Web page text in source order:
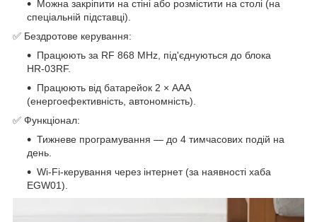
Можна закріпити на стіні або розмістити на столі (на
спеціальній підставці).
✅ Бездротове керування:
Працюють за RF 868 MHz, під'єднуються до блока
HR-03RF.
Працюють від батарейок 2 × AAA
(енергоефективність, автономність).
✅ Функціонал:
Тижневе програмування — до 4 тимчасових подій на
день.
Wi-Fi-керування через інтернет (за наявності хаба
EGW01).